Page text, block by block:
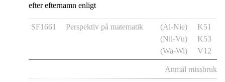
efter efternamn enligt
SF1661 Perspektiv på matematik
(Al-Nie)
(Nil-Vu)
(Wa-Wi)
K51
K53
V12
Anmäl missbruk